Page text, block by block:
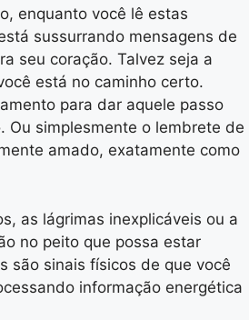
enquanto você lê estas
sussurrando mensagens de
seu coração. Talvez seja a
está no caminho certo.
para dar aquele passo
Ou simplesmente o lembrete de
amado, exatamente como
as lágrimas inexplicáveis ou a
no peito que possa estar
são sinais físicos de que você
informação energética